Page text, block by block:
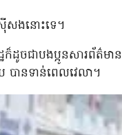
សងនោះទេ។
ដូចជាបងប្អូនសារព័ត៌ម
បានទាន់ពេលវេលា។